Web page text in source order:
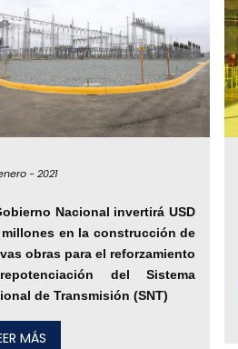
-2021
Nacional invertirá USD
millones en la construcción de
obras para el reforzamiento
del Sistema
de Transmisión (SNT)
MÁS